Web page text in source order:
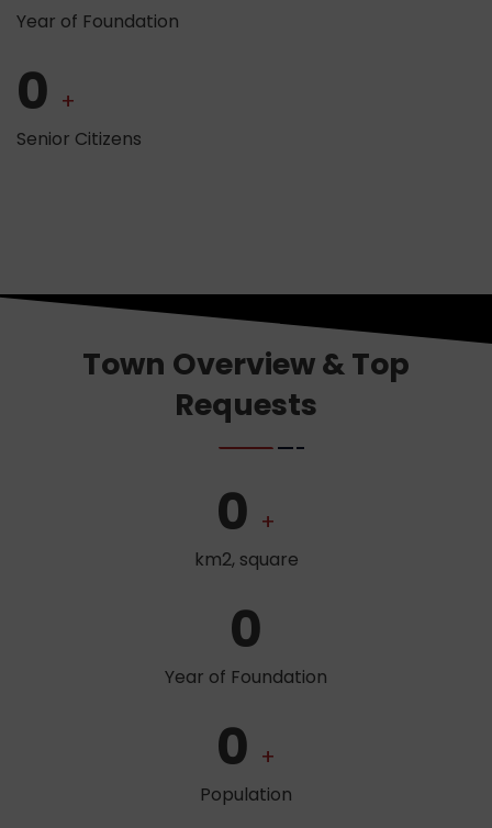
Year of Foundation
0 +
Senior Citizens
Town Overview & Top
Requests
0 +
km2, square
0
Year of Foundation
0 +
Population